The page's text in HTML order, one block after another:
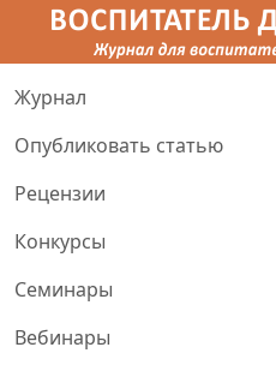
Журнал
Опубликовать статью
Рецензии
Конкурсы
Семинары
Вебинары